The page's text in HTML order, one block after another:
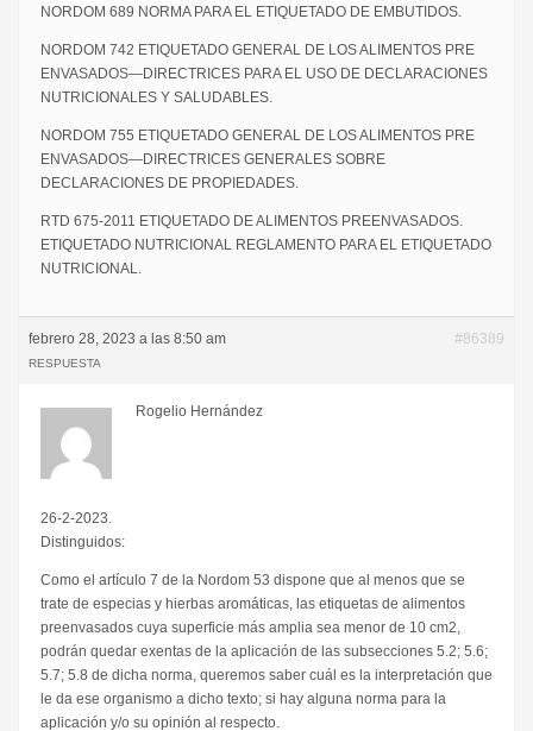
NORDOM 689 NORMA PARA EL ETIQUETADO DE EMBUTIDOS.
NORDOM 742 ETIQUETADO GENERAL DE LOS ALIMENTOS PRE
ENVASADOS―DIRECTRICES PARA EL USO DE DECLARACIONES
NUTRICIONALES Y SALUDABLES.
NORDOM 755 ETIQUETADO GENERAL DE LOS ALIMENTOS PRE
ENVASADOS—DIRECTRICES GENERALES SOBRE
DECLARACIONES DE PROPIEDADES.
RTD 675-2011 ETIQUETADO DE ALIMENTOS PREENVASADOS.
ETIQUETADO NUTRICIONAL REGLAMENTO PARA EL ETIQUETADO
NUTRICIONAL.
febrero 28, 2023 a las 8:50 am #86389
RESPUESTA
Rogelio Hernández
26-2-2023.
Distinguidos:
Como el artículo 7 de la Nordom 53 dispone que al menos que se
trate de especias y hierbas aromáticas, las etiquetas de alimentos
preenvasados cuya superficie más amplia sea menor de 10 cm2,
podrán quedar exentas de la aplicación de las subsecciones 5.2; 5.6;
5.7; 5.8 de dicha norma, queremos saber cuál es la interpretación que
le da ese organismo a dicho texto; si hay alguna norma para la
aplicación y/o su opinión al respecto.